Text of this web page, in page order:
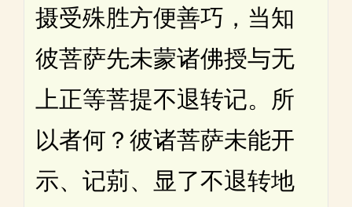
摄受殊胜方便善巧，当知
彼菩萨先未蒙诸佛授与无
上正等菩提不退转记。所
以者何？彼诸菩萨未能开
示、记莂、显了不退转地